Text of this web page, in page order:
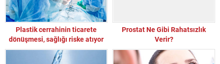
Plastik cerrahinin ticarete
dönüşmesi, sağlığı riske atıyor
Prostat Ne Gibi Rahatsızlık
Verir?